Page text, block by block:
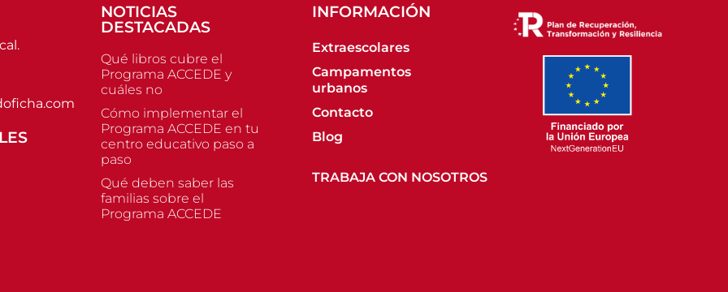
NOTICIAS
DESTACADAS
Qué libros cubre el
Programa ACCEDE y
cuáles no
Cómo implementar el
Programa ACCEDE en tu
centro educativo paso a
paso
Qué deben saber las
familias sobre el
Programa ACCEDE
INFORMACIÓN
Extraescolares
Campamentos
urbanos
Contacto
Blog
TRABAJA CON NOSOTROS